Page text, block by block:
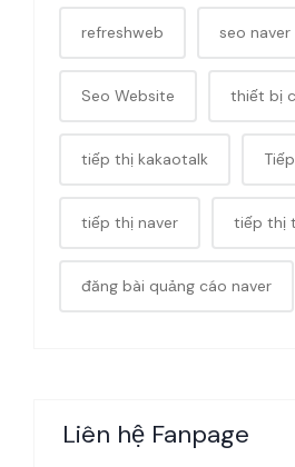
refreshweb seo naver
Seo Website thiết bị
tiếp thị kakaotalk
tiếp thị naver tiếp thị
đăng bài quảng cáo naver
Liên hệ Fanpage